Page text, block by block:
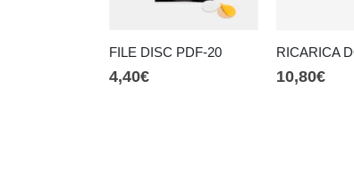
FILE DISC PDF-20
4,40€ 10,80€